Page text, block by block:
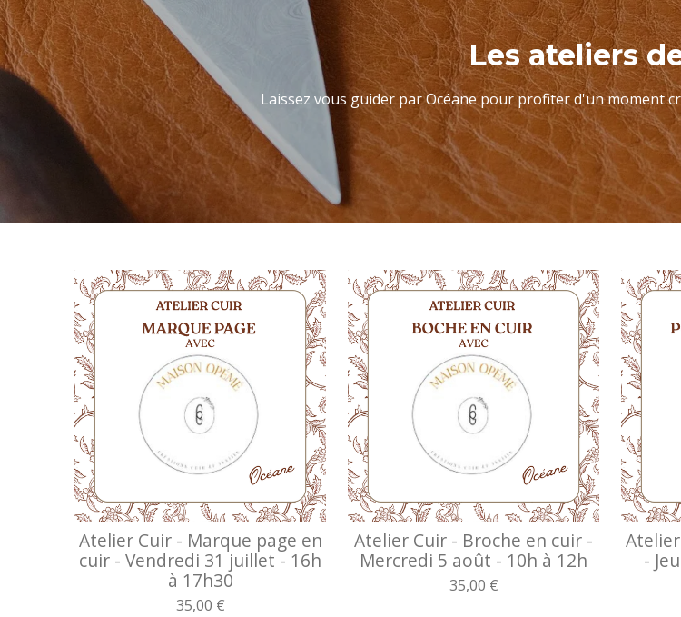
Les ateliers
Laissez vous guider par Océane pour profiter d'un moment
Atelier Cuir - Marque page en
cuir - Vendredi 31 juillet - 16h
à 17h30
35,00 €
Atelier Cuir - Broche en cuir -
Mercredi 5 août - 10h à 12h
35,00 €
-